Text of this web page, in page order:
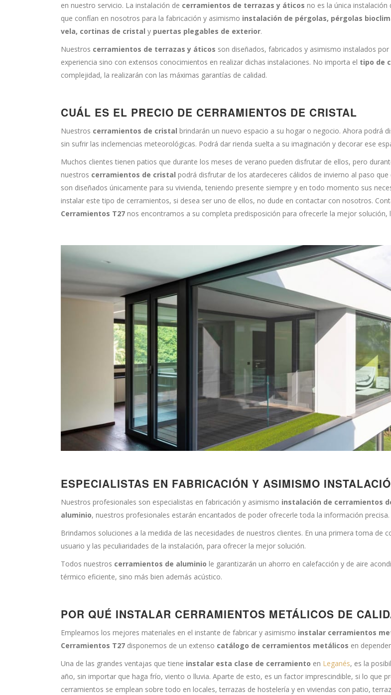
en nuestro servicio. La instalación de cerramientos de terrazas y áticos no es la única
que confían en nosotros para la fabricación y asimismo instalación de pérgolas, pérgolas
vela, cortinas de cristal y puertas plegables de exterior.
Nuestros cerramientos de terrazas y áticos son diseñados, fabricados y asimismo instalados
experiencia sino con extensos conocimientos en realizar dichas instalaciones. No importa el tipo de
complejidad, la realizarán con las máximas garantías de calidad.
CUÁL ES EL PRECIO DE CERRAMIENTOS DE CRISTAL
Nuestros cerramientos de cristal brindarán un nuevo espacio a su hogar o negocio. Ahora podrá
sin sufrir las inclemencias meteorológicas. Podrá dar rienda suelta a su imaginación y decorar ese
Muchos clientes tienen patios que durante los meses de verano pueden disfrutar de ellos, pero
nuestros cerramientos de cristal podrá disfrutar de los atardeceres cálidos de invierno al paso
son diseñados únicamente para su vivienda, teniendo presente siempre y en todo momento sus
instalar este tipo de cerramientos, si desea ser uno de ellos, no dude en contactar con nosotros.
Cerramientos T27 nos encontramos a su completa predisposición para ofrecerle la mejor
ESPECIALISTAS EN FABRICACIÓN Y ASIMISMO
Nuestros profesionales son especialistas en fabricación y asimismo instalación de cerramientos
aluminio, nuestros profesionales estarán encantados de poder ofrecerle toda la información precisa.
Brindamos soluciones a la medida de las necesidades de nuestros clientes. En una primera toma de
usuario y las peculiaridades de la instalación, para ofrecer la mejor solución.
Todos nuestros cerramientos de aluminio le garantizarán un ahorro en calefacción y de aire
térmico eficiente, sino más bien además acústico.
POR QUÉ INSTALAR CERRAMIENTOS METÁLICOS DE
Empleamos los mejores materiales en el instante de fabricar y asimismo instalar cerramientos
Cerramientos T27 disponemos de un extenso catálogo de cerramientos metálicos en
Una de las grandes ventajas que tiene instalar esta clase de cerramiento en Leganés, es la
año, sin importar que haga frío, viento o lluvia. Aparte de esto, es un factor imprescindible, si lo que
cerramientos se emplean sobre todo en locales, terrazas de hostelería y en viviendas con patio,